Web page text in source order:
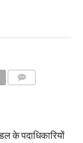
के पदाधिकारियों